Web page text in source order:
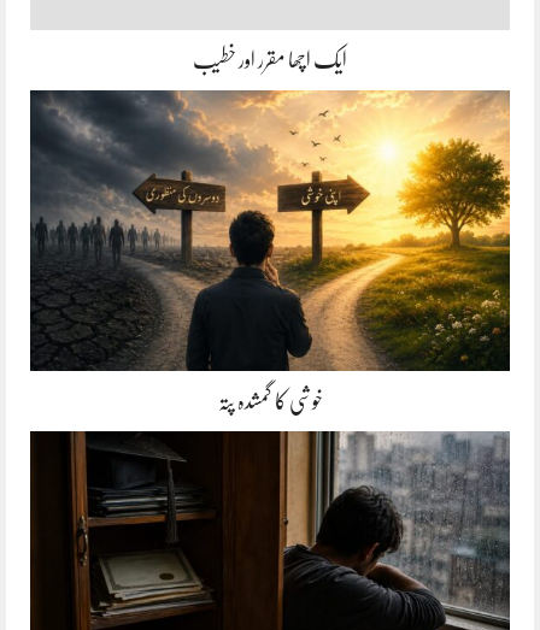
ایک اچھا مقرر اور خطیب
خوشی کا گمشدہ پتہ